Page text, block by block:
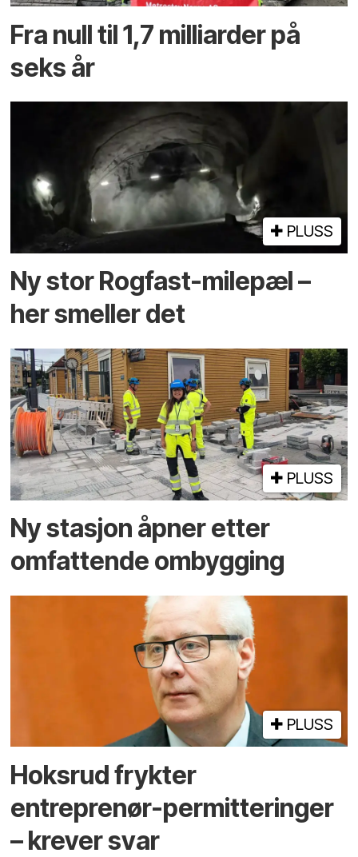
Fra null til 1,7 milliarder på
seks år
PLUSS
Ny stor Rogfast-milepæl –
her smeller det
PLUSS
Ny stasjon åpner etter
omfattende ombygging
PLUSS
Hoksrud frykter
entreprenør-permitteringer
– krever svar